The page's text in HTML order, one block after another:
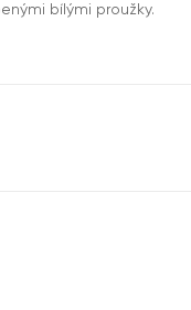
bílými proužky.